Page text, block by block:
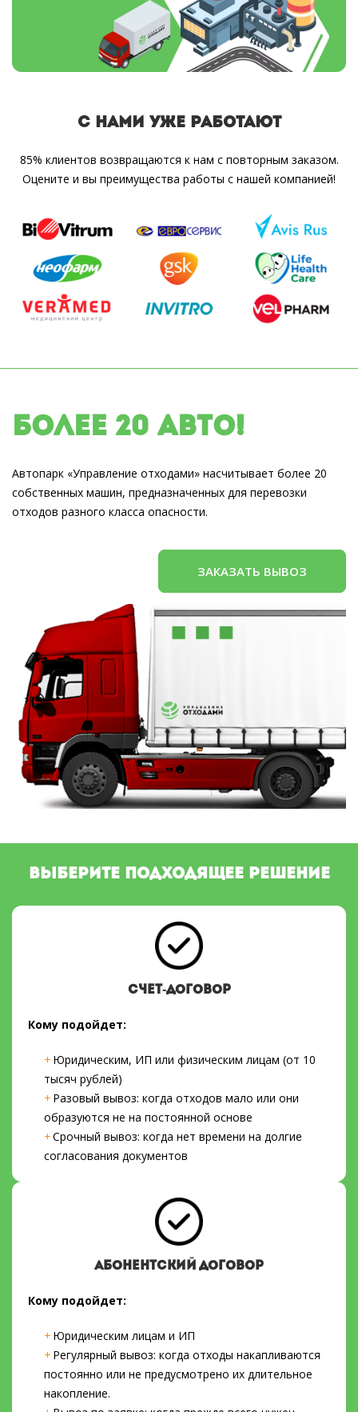
С НАМИ УЖЕ РАБОТАЮТ
85% клиентов возвращаются к нам с повторным заказом.
Оцените и вы преимущества работы с нашей компанией!
Более 20 авто!
Автопарк «Управление отходами» насчитывает более 20
собственных машин, предназначенных для перевозки
отходов разного класса опасности.
ЗАКАЗАТЬ ВЫВОЗ
ВЫБЕРИТЕ ПОДХОДЯЩЕЕ РЕШЕНИЕ
СЧЕТ-ДОГОВОР
Кому подойдет:
Юридическим, ИП или физическим лицам (от 10
тысяч рублей)
Разовый вывоз: когда отходов мало или они
образуются не на постоянной основе
Срочный вывоз: когда нет времени на долгие
согласования документов
АБОНЕНТСКИЙ ДОГОВОР
Кому подойдет:
Юридическим лицам и ИП
Регулярный вывоз: когда отходы накапливаются
постоянно или не предусмотрено их длительное
накопление.